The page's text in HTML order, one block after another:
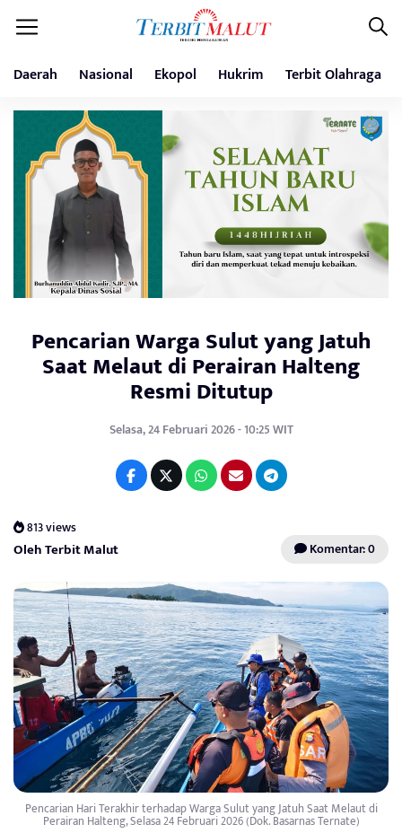
Daerah Nasional Ekopol Hukrim Terbit Olahraga
Pencarian Warga Sulut yang Jatuh
Saat Melaut di Perairan Halteng
Resmi Ditutup
Selasa, 24 Februari 2026 - 10:25 WIT
813 views
Oleh Terbit Malut Komentar: 0
Pencarian Hari Terakhir terhadap Warga Sulut yang Jatuh Saat Melaut di
Perairan Halteng, Selasa 24 Februari 2026 (Dok. Basarnas Ternate)